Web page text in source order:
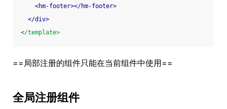
<hm-footer></hm-footer>
</div>
</template>
==局部注册的组件只能在当前组件中使用==
全局注册组件